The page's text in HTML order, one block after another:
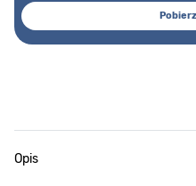
Opis